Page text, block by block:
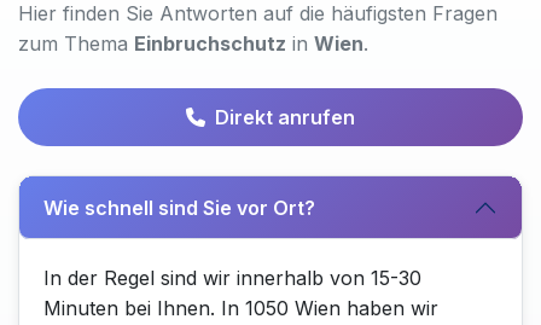
Hier finden Sie Antworten auf die häufigsten Fragen
zum Thema Einbruchschutz in Wien.
Direkt anrufen
Wie schnell sind Sie vor Ort?
In der Regel sind wir innerhalb von 15-30
Minuten bei Ihnen. In 1050 Wien haben wir